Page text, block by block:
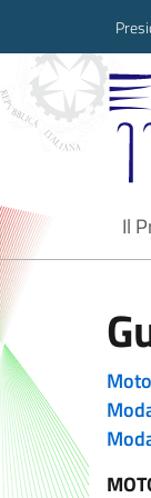
Il